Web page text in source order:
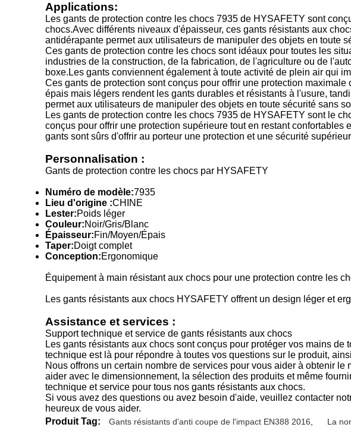
Applications:
Les gants de protection contre les chocs 7935 de HYSAFETY sont
chocs.Avec différents niveaux d'épaisseur, ces gants résistants aux
antidérapante permet aux utilisateurs de manipuler des objets en toute
Ces gants de protection contre les chocs sont idéaux pour toutes les
industries de la construction, de la fabrication, de l'agriculture ou de
boxe.Les gants conviennent également à toute activité de plein air qui
Ces gants de protection sont conçus pour offrir une protection
épais mais légers rendent les gants durables et résistants à l'usure,
permet aux utilisateurs de manipuler des objets en toute sécurité sans
Les gants de protection contre les chocs 7935 de HYSAFETY sont le
conçus pour offrir une protection supérieure tout en restant
gants sont sûrs d'offrir au porteur une protection et une sécurité
Personnalisation :
Gants de protection contre les chocs par HYSAFETY
Numéro de modèle:7935
Lieu d'origine :CHINE
Lester:Poids léger
Couleur:Noir/Gris/Blanc
Épaisseur:Fin/Moyen/Épais
Taper:Doigt complet
Conception:Ergonomique
Équipement à main résistant aux chocs pour une protection contre les
Les gants résistants aux chocs HYSAFETY offrent un design léger et
Assistance et services :
Support technique et service de gants résistants aux chocs
Les gants résistants aux chocs sont conçus pour protéger vos mains
technique est là pour répondre à toutes vos questions sur le produit,
Nous offrons un certain nombre de services pour vous aider à obtenir
aider avec le dimensionnement, la sélection des produits et même
technique et service pour tous nos gants résistants aux chocs.
Si vous avez des questions ou avez besoin d'aide, veuillez contacter
heureux de vous aider.
Produit Tag:
Gants résistants d'anti coupe de l'impact EN388 2016 La